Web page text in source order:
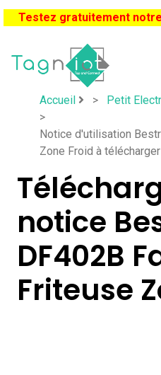
Testez gratuitement
Accueil > Petit
>
Notice d'utilisation
Zone Froid à télécharger
notice
DF402B
Friteuse